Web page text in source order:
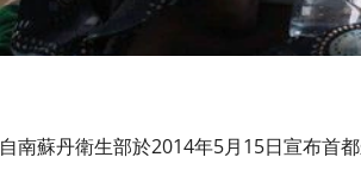
自南蘇丹衛生部於2014年5月15日宣布首